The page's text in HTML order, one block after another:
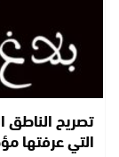
تصريح الناطق
التي عرفتها